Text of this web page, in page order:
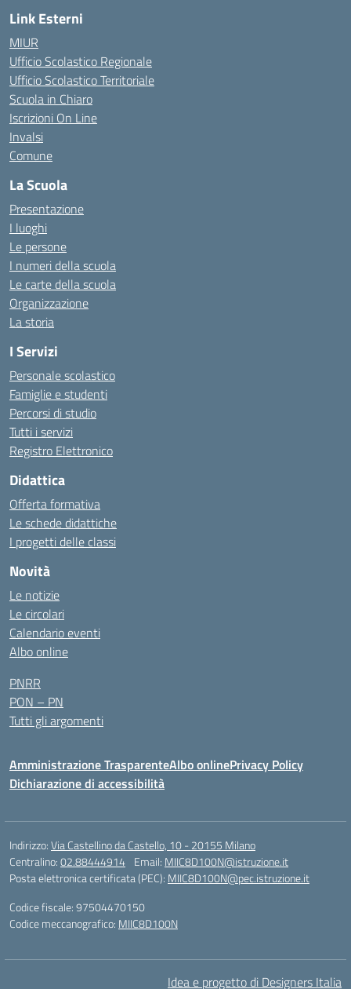
Link Esterni
MIUR
Ufficio Scolastico Regionale
Ufficio Scolastico Territoriale
Scuola in Chiaro
Iscrizioni On Line
Invalsi
Comune
La Scuola
Presentazione
I luoghi
Le persone
I numeri della scuola
Le carte della scuola
Organizzazione
La storia
I Servizi
Personale scolastico
Famiglie e studenti
Percorsi di studio
Tutti i servizi
Registro Elettronico
Didattica
Offerta formativa
Le schede didattiche
I progetti delle classi
Novità
Le notizie
Le circolari
Calendario eventi
Albo online
PNRR
PON – PN
Tutti gli argomenti
Amministrazione TrasparenteAlbo onlinePrivacy Policy
Dichiarazione di accessibilità
Indirizzo:Via Castellino da Castello, 10 - 20155 Milano
Centralino:02.88444914 Email: MIIC8D100N@istruzione.it
Posta elettronica certificata (PEC): MIIC8D100N@pec.istruzione.it
Codice fiscale: 97504470150
Codice meccanografico: MIIC8D100N
Idea e progetto di Designers Italia